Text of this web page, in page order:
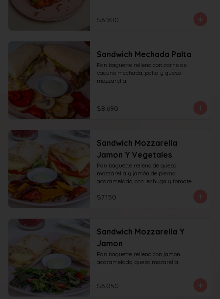
$6.900
Sandwich Mechada Palta
Pan baguette relleno con carne de
vacuno mechada, palta y queso
mozzarella.
$8.690
Sandwich Mozzarella
Jamon Y Vegetales
Pan baguette relleno de queso
mozzarella y jamón de pierna
acaramelado, con lechuga y tomate.
$7.150
Sandwich Mozzarella Y
Jamon
Pan baguette relleno con jamon
acaramelado, queso mozarella
$6.050